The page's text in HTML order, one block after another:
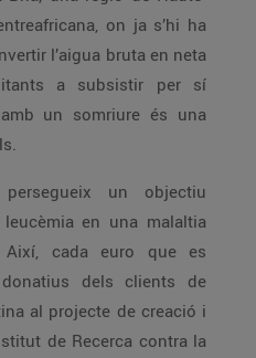
on ja s’hi ha
l’aigua bruta en neta
a subsistir per sí
un somriure és una
persegueix un objectiu
en una malaltia
Així, cada euro que es
dels clients de
al projecte de creació i
de Recerca contra la